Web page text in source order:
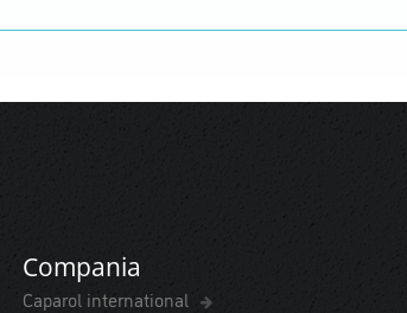
Compania
Caparol international